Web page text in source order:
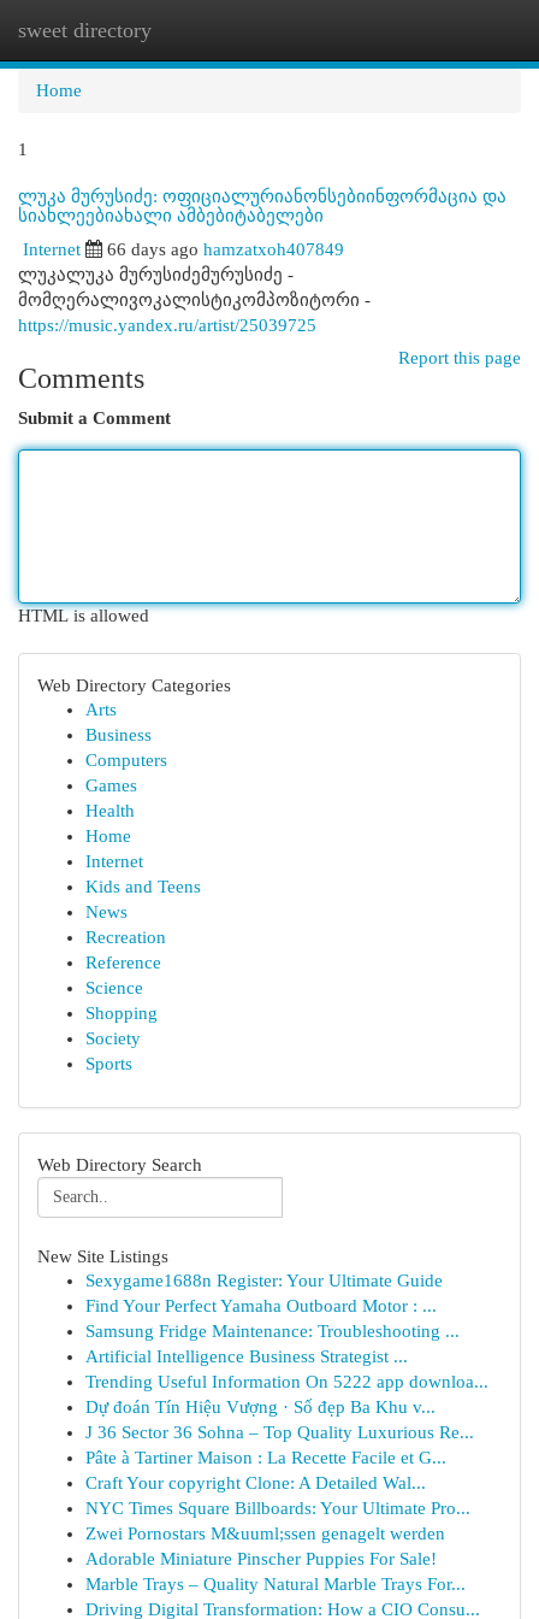
sweet directory
Home
1
ლუკა მურუსიძე: ოფიციალურიანონსებიინფორმაცია და
სიახლეებიახალი ამბებიტაბელები
Internet 66 days ago hamzatxoh407849
ლუკალუკა მურუსიძემურუსიძე -
მომღერალივოკალისტიკომპოზიტორი -
https://music.yandex.ru/artist/25039725
Report this page
Comments
Submit a Comment
HTML is allowed
Web Directory Categories
Arts
Business
Computers
Games
Health
Home
Internet
Kids and Teens
News
Recreation
Reference
Science
Shopping
Society
Sports
Web Directory Search
New Site Listings
Sexygame1688n Register: Your Ultimate Guide
Find Your Perfect Yamaha Outboard Motor : ...
Samsung Fridge Maintenance: Troubleshooting ...
Artificial Intelligence Business Strategist ...
Trending Useful Information On 5222 app downloa...
Dự đoán Tín Hiệu Vượng · Số đẹp Ba Khu v...
J 36 Sector 36 Sohna – Top Quality Luxurious Re...
Pâte à Tartiner Maison : La Recette Facile et G...
Craft Your copyright Clone: A Detailed Wal...
NYC Times Square Billboards: Your Ultimate Pro...
Zwei Pornostars M&uuml;ssen genagelt werden
Adorable Miniature Pinscher Puppies For Sale!
Marble Trays – Quality Natural Marble Trays For...
Driving Digital Transformation: How a CIO Consu...